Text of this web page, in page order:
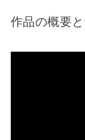
作品の概要